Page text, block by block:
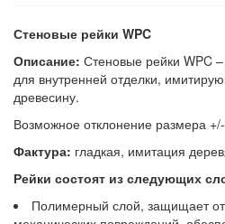
Стеновые рейки WPC
Описание: Стеновые рейки WPC
для внутренней отделки,
древесину.
Возможное отклонение размера
Фактура: гладкая, имитация
Рейки состоят из следующих
Полимерный слой, защищает от